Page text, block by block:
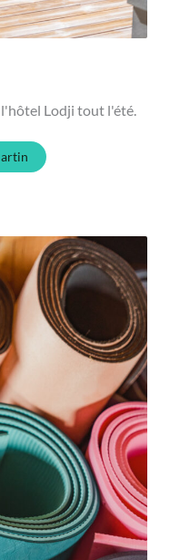
Lodji tout l'été.